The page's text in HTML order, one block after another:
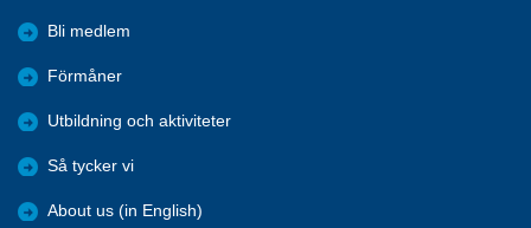
Bli medlem
Förmåner
Utbildning och aktiviteter
Så tycker vi
About us (in English)